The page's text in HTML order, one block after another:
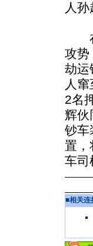
人
在
攻势
劫运
人
2名
辉伙
钞车
置，
车司
■相关连